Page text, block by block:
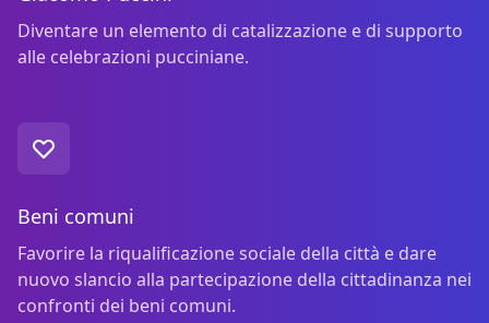
Diventare un elemento di catalizzazione e di supporto
alle celebrazioni pucciniane.
Beni comuni
Favorire la riqualificazione sociale della città e dare
nuovo slancio alla partecipazione della cittadinanza nei
confronti dei beni comuni.